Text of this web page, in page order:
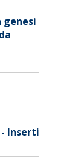
genesi
Inserti